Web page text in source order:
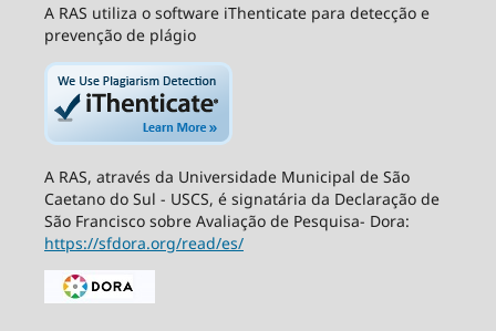
A RAS utiliza o software iThenticate para detecção e
prevenção de plágio
A RAS, através da Universidade Municipal de São
Caetano do Sul - USCS, é signatária da Declaração de
São Francisco sobre Avaliação de Pesquisa- Dora:
https://sfdora.org/read/es/